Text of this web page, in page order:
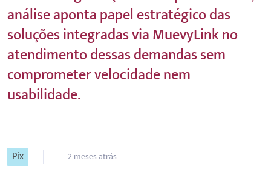
análise aponta papel estratégico das
soluções integradas via MuevyLink no
atendimento dessas demandas sem
comprometer velocidade nem
usabilidade.
Pix 2 meses atrás